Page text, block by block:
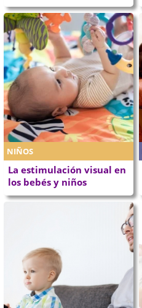
NIÑOS
La estimulación visual en
los bebés y niños